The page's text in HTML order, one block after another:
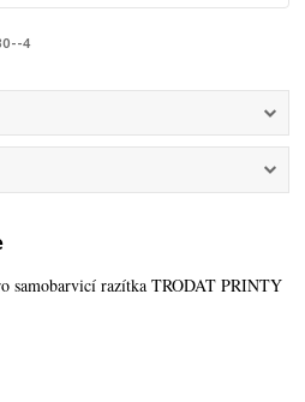
4
samobarvicí razítka TRODAT PRINTY